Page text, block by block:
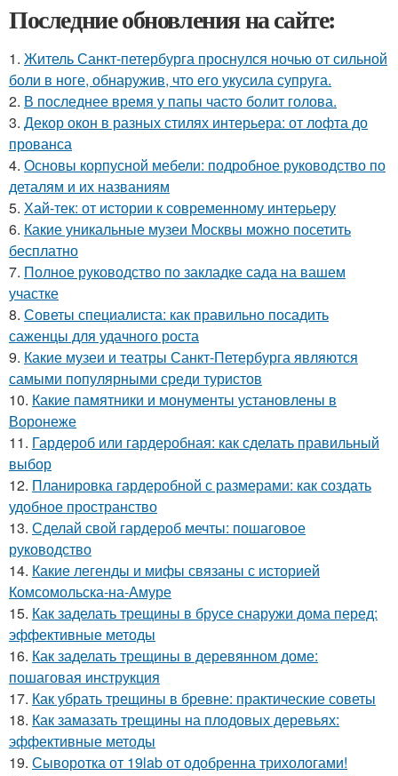
Последние обновления на сайте:
1. Житель Санкт-петербурга проснулся ночью от сильной
боли в ноге, обнаружив, что его укусила супруга.
2. В последнее время у папы часто болит голова.
3. Декор окон в разных стилях интерьера: от лофта до
прованса
4. Основы корпусной мебели: подробное руководство по
деталям и их названиям
5. Хай-тек: от истории к современному интерьеру
6. Какие уникальные музеи Москвы можно посетить
бесплатно
7. Полное руководство по закладке сада на вашем
участке
8. Советы специалиста: как правильно посадить
саженцы для удачного роста
9. Какие музеи и театры Санкт-Петербурга являются
самыми популярными среди туристов
10. Какие памятники и монументы установлены в
Воронеже
11. Гардероб или гардеробная: как сделать правильный
выбор
12. Планировка гардеробной с размерами: как создать
удобное пространство
13. Сделай свой гардероб мечты: пошаговое
руководство
14. Какие легенды и мифы связаны с историей
Комсомольска-на-Амуре
15. Как заделать трещины в брусе снаружи дома перед:
эффективные методы
16. Как заделать трещины в деревянном доме:
пошаговая инструкция
17. Как убрать трещины в бревне: практические советы
18. Как замазать трещины на плодовых деревьях:
эффективные методы
19. Сыворотка от 19lab от одобренна трихологами!